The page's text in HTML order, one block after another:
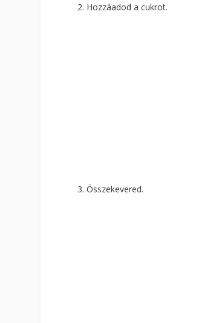
Hozzáadod a cukrot.
Összekevered.